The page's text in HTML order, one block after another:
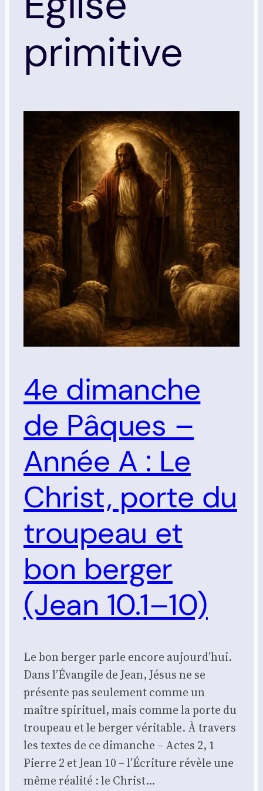
primitive
4e dimanche
de Pâques –
Année A : Le
Christ, porte du
troupeau et
bon berger
(Jean 10.1–10)
Le bon berger parle encore aujourd’hui.
Dans l’Évangile de Jean, Jésus ne se
présente pas seulement comme un
maître spirituel, mais comme la porte du
troupeau et le berger véritable. À travers
les textes de ce dimanche – Actes 2, 1
Pierre 2 et Jean 10 – l’Écriture révèle une
même réalité : le Christ…